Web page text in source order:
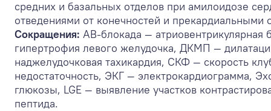
средних и базальных отделов при амилоидозе
отведениями от конечностей и прекардиальными
Сокращения: АВ-блокада —
гипертрофия левого желудочка, ДКМП —
наджелудочковая тахикардия, СКФ — скорость
недостаточность, ЭКГ — электрокардиограмма,
глюкозы, LGE — выявление участков
пептида.